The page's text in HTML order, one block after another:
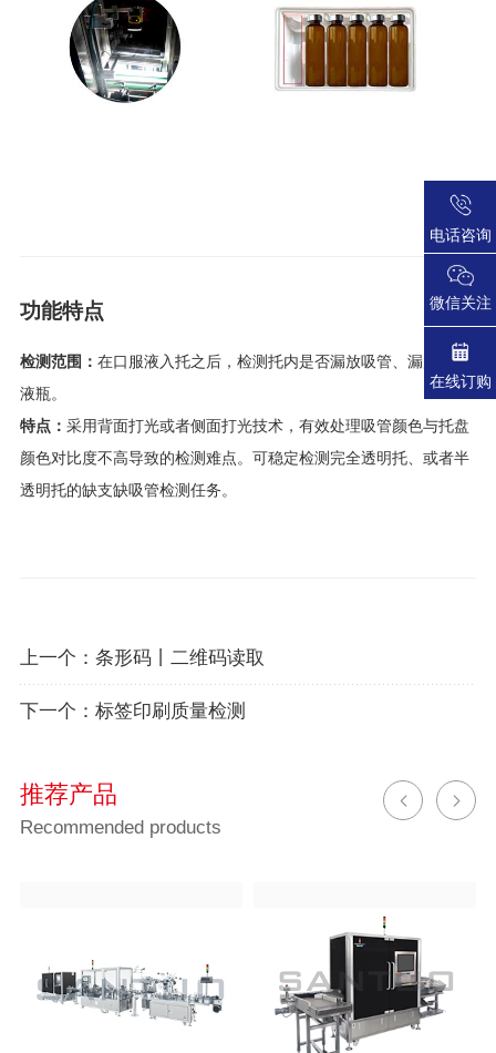
功能特点
检测范围： 在口服液入托之后，检测托内是否漏放吸管、漏放口服
液瓶。
特点： 采用背面打光或者侧面打光技术，有效处理吸管颜色与托盘
颜色对比度不高导致的检测难点。可稳定检测完全透明托、或者半
透明托的缺支缺吸管检测任务。
上一个： 条形码丨二维码读取
下一个： 标签印刷质量检测
推荐产品
Recommended products
电话咨询
微信关注
在线订购